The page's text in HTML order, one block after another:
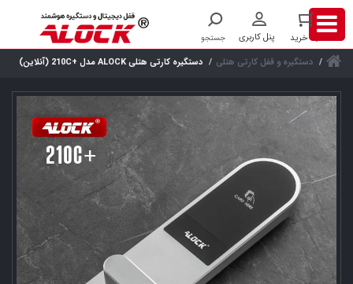
دستگیره و قفل کارتی هتلی دستگیره کارتی هتلی ALOCK مدل +210C (آنلاین)